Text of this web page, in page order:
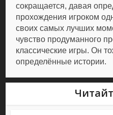
сокращается, давая
прохождения игроком
своих самых лучших
чувство продуманного
классические игры. Он
определённые истории.